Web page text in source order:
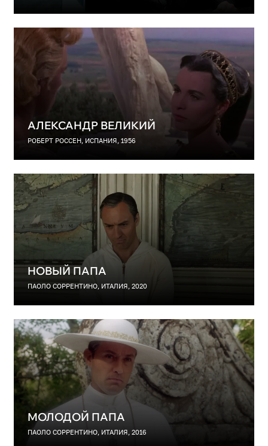
АЛЕКСАНДР ВЕЛИКИЙ
РОБЕРТ РОССЕН, ИСПАНИЯ, 1956
НОВЫЙ ПАПА
ПАОЛО СОРРЕНТИНО, ИТАЛИЯ, 2020
МОЛОДОЙ ПАПА
ПАОЛО СОРРЕНТИНО, ИТАЛИЯ, 2016